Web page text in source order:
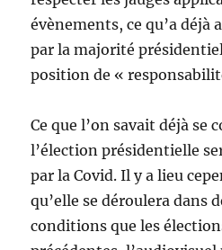
évènements, ce qu’a déjà
par la majorité
position de «
Ce que l’on savait déjà se
l’élection présidentielle
par la Covid. Il y a lieu
qu’elle se déroulera dans
conditions que les